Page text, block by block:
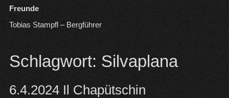
Freunde
Tobias Stampfl – Bergführer
Schlagwort: Silvaplana
6.4.2024 Il Chapütschin